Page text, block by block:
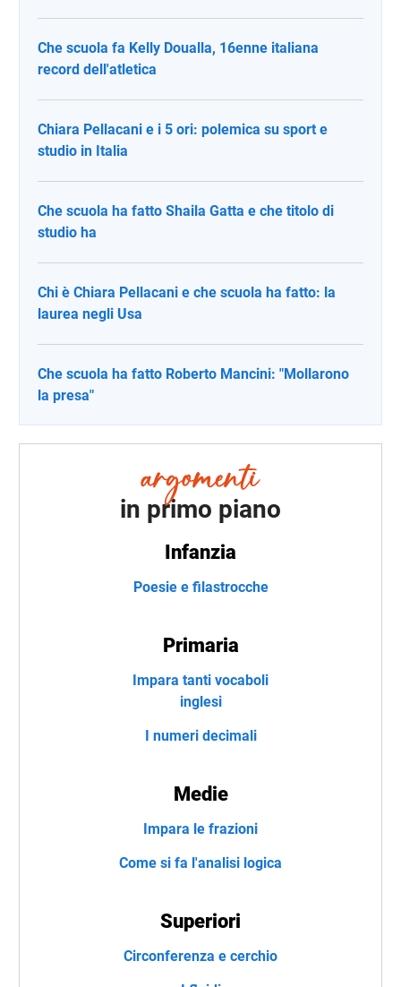
Che scuola fa Kelly Doualla, 16enne italiana
record dell'atletica
Chiara Pellacani e i 5 ori: polemica su sport e
studio in Italia
Che scuola ha fatto Shaila Gatta e che titolo di
studio ha
Chi è Chiara Pellacani e che scuola ha fatto: la
laurea negli Usa
Che scuola ha fatto Roberto Mancini: "Mollarono
la presa"
in primo piano
Infanzia
Poesie e filastrocche
Primaria
Impara tanti vocaboli
inglesi
I numeri decimali
Medie
Impara le frazioni
Come si fa l'analisi logica
Superiori
Circonferenza e cerchio